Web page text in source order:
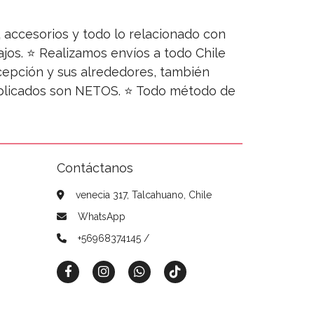
accesorios y todo lo relacionado con
⭐ Realizamos envíos a todo Chile
y sus alrededores, también
son NETOS. ⭐ Todo método de
Contáctanos
venecia 317, Talcahuano, Chile
WhatsApp
+56968374145 /